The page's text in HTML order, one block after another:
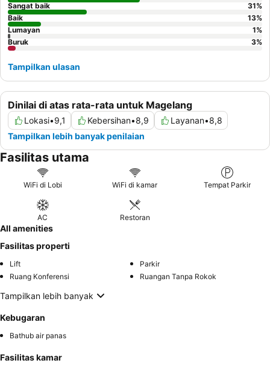
Dinilai di atas rata-rata untuk Magelang
Lokasi•9,1 Kebersihan•8,9 Layanan•8,8
Tampilkan lebih banyak penilaian
Sangat baik
31%
Baik
13%
Lumayan
1%
Buruk
3%
Tampilkan ulasan
Fasilitas utama
WiFi di Lobi WiFi di kamar Tempat Parkir
AC Restoran
All amenities
Fasilitas properti
Lift
Parkir
Ruang Konferensi
Ruangan Tanpa Rokok
Tampilkan lebih banyak
Kebugaran
Bathub air panas
Fasilitas kamar